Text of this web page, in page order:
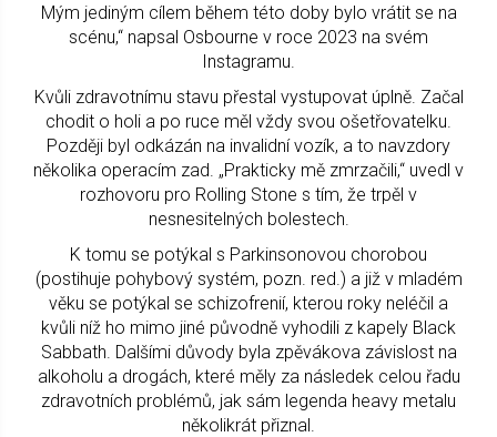
Mým jediným cílem během této doby bylo vrátit se na
scénu,“ napsal Osbourne v roce 2023 na svém
Instagramu.
Kvůli zdravotnímu stavu přestal vystupovat úplně. Začal
chodit o holi a po ruce měl vždy svou ošetřovatelku.
Později byl odkázán na invalidní vozík, a to navzdory
několika operacím zad. „Prakticky mě zmrzačili,“ uvedl v
rozhovoru pro Rolling Stone s tím, že trpěl v
nesnesitelných bolestech.
K tomu se potýkal s Parkinsonovou chorobou
(postihuje pohybový systém, pozn. red.) a již v mladém
věku se potýkal se schizofrenií, kterou roky neléčil a
kvůli níž ho mimo jiné původně vyhodili z kapely Black
Sabbath. Dalšími důvody byla zpěvákova závislost na
alkoholu a drogách, které měly za následek celou řadu
zdravotních problémů, jak sám legenda heavy metalu
několikrát přiznal.